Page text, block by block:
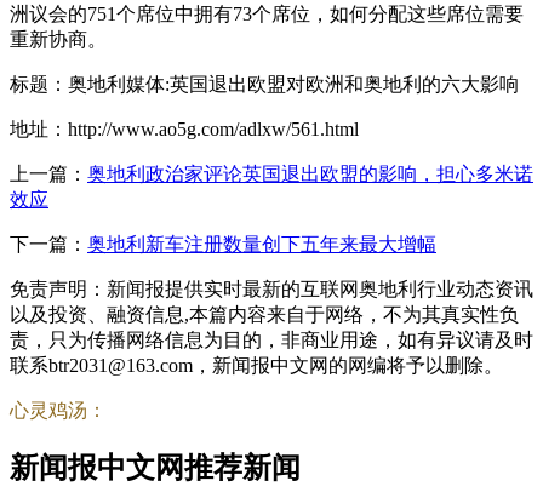
洲议会的751个席位中拥有73个席位，如何分配这些席位需要
重新协商。
标题：奥地利媒体:英国退出欧盟对欧洲和奥地利的六大影响
地址：http://www.ao5g.com/adlxw/561.html
上一篇： 奥地利政治家评论英国退出欧盟的影响，担心多米诺
效应
下一篇： 奥地利新车注册数量创下五年来最大增幅
免责声明：新闻报提供实时最新的互联网奥地利行业动态资讯
以及投资、融资信息,本篇内容来自于网络，不为其真实性负
责，只为传播网络信息为目的，非商业用途，如有异议请及时
联系btr2031@163.com，新闻报中文网的网编将予以删除。
心灵鸡汤：
新闻报中文网推荐新闻